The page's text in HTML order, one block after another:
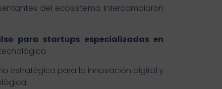
del ecosistema intercambiaron
para startups especializadas en
estratégico para la innovación digital y